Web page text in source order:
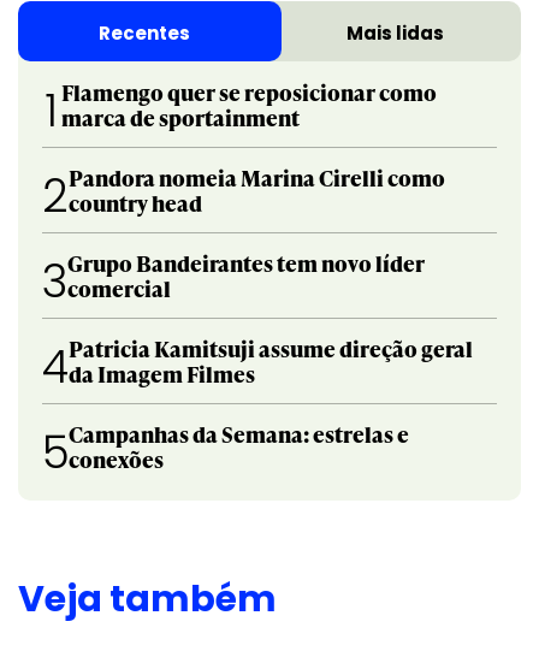
Recentes Mais lidas
1 Flamengo quer se reposicionar como
marca de sportainment
2Pandora nomeia Marina Cirelli como
country head
3Grupo Bandeirantes tem novo líder
comercial
4Patricia Kamitsuji assume direção geral
da Imagem Filmes
5Campanhas da Semana: estrelas e
conexões
Veja também